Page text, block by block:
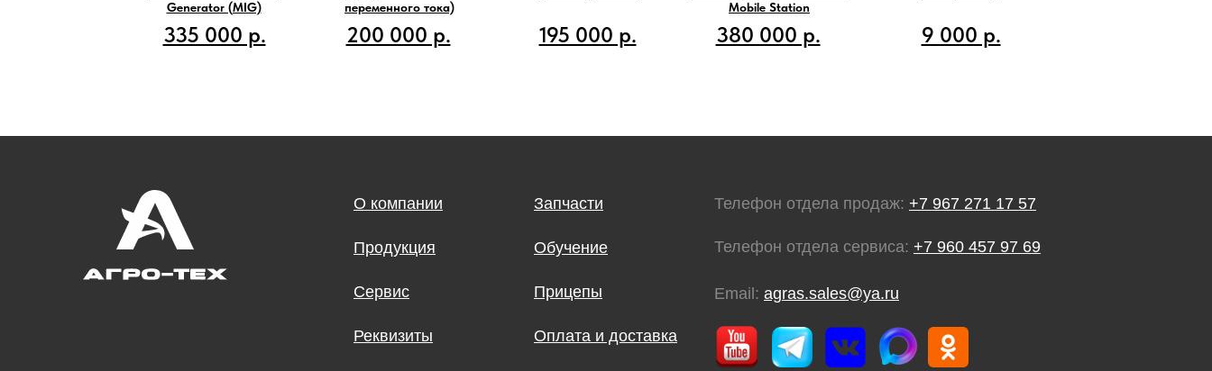
9 000 р.
Mobile Station
380 000 р.
195 000 р.
переменного тока)
200 000 р.
Generator (MIG)
335 000 р.
О компании
Продукция
Сервис
Реквизиты
Запчасти
Обучение
Прицепы
Оплата и доставка
Телефон отдела сервиса: +7 960 457 97 69
Телефон отдела продаж: +7 967 271 17 57
Email: agras.sales@ya.ru